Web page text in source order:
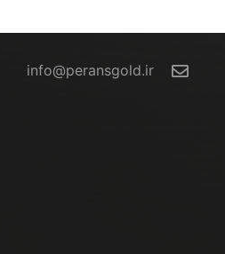
info@peransgold.ir